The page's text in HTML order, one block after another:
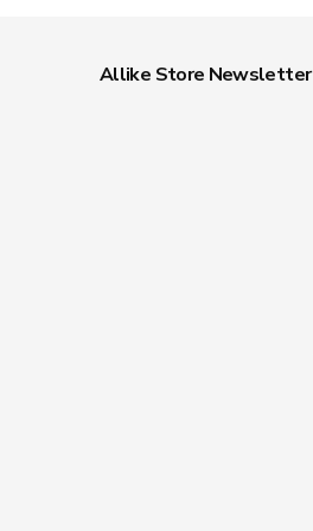
Allike Store Newsletter